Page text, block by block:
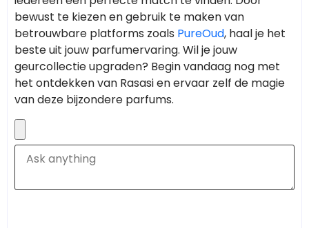
bewust te kiezen en gebruik te maken van
betrouwbare platforms zoals PureOud, haal je het
beste uit jouw parfumervaring. Wil je jouw
geurcollectie upgraden? Begin vandaag nog met
het ontdekken van Rasasi en ervaar zelf de magie
van deze bijzondere parfums.